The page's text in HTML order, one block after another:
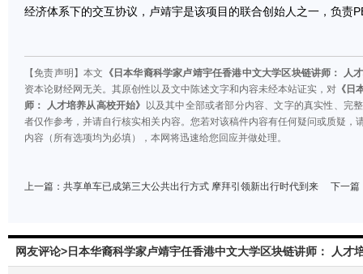
经济体系下的交互协议，卢靖宇是该项目的联合创始人之一，负责
【免责声明】本文
《日本华裔科学家卢靖宇任香港中文大学区块链讲师： 人
资本论财经网无关。其原创性以及文中陈述文字和内容未经本站证实，对 《日
师： 人才培养从高校开始》
以及其中全部或者部分内容、文字的真实性、完
者仅作参考，并请自行核实相关内容。您若对该稿件内容有任何疑问或质疑，
内容（所有选项均为必填），本网将迅速给您回应并做处理。
上一篇： 共享单车已成第三大公共出行方式 摩拜引领新出行时代到来 下一篇
网友评论>日本华裔科学家卢靖宇任香港中文大学区块链讲师： 人才